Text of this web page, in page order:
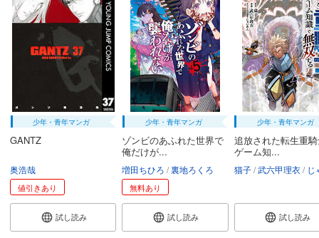
少年・青年マンガ
GANTZ
奥浩哉
値引きあり
試し読み
少年・青年マンガ
ゾンビのあふれた世界で
俺だけが...
増田ちひろ 裏地ろくろ
無料あり
試し読み
少年・青年マンガ
追放された転生重
ゲーム知...
猫子 武六甲理衣 じゃ
試し読み